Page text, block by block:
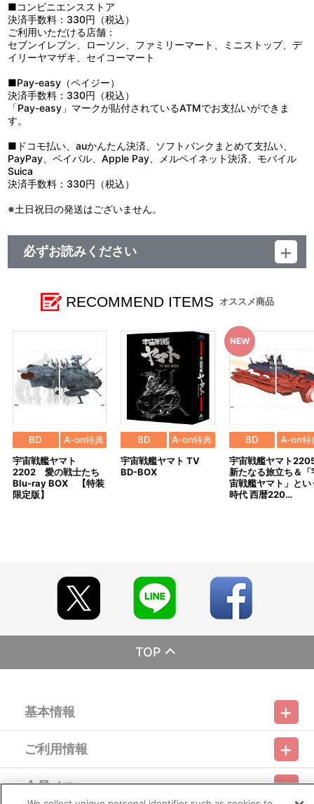
■コンビニエンスストア
決済手数料：330円（税込）
ご利用いただける店舗：
セブンイレブン、ローソン、ファミリーマート、ミニストップ、デ
イリーヤマザキ、セイコーマート
■Pay-easy（ペイジー）
決済手数料：330円（税込）
「Pay-easy」マークが貼付されているATMでお支払いができま
す。
■ドコモ払い、auかんたん決済、ソフトバンクまとめて支払い、
PayPay、ペイパル、Apple Pay、メルペイネット決済、モバイル
Suica
決済手数料：330円（税込）
※土日祝日の発送はございません。
必ずお読みください
※イベント等で販売する場合がございます。
※商品画像はイメージです。実際の商品仕様と異なる場合がござ
※準備数に限りがございます。準備数に達した場合、早期にご注
文の受付を終了させていただくことがございます。
■ご注文・お支払いについて
※ご注文は、おひとり様2点までとなります。
※他商品との合わせ買いはできません。
※A-on STOREでの決済方法は「カード決済」、「コンビニ決
済」、「Pay-easy（ペイジー）」、「WEB・スマホ決済」のみと
なります。
※決済方法「カード決済」を選択時は、注文受付期間最終日（締
切日）翌日に決済処理を実施いたします。
ただし、早期に商品の準備数に達した場合は、同締切日より前
に決済をさせて頂く場合がございます。あらかじめご了承くださ
い。
に、以下の手順でもご確認いただけます。
（１）A-on STOREにアクセスし、ログインします。
（２）「マイページ」の「ご注文履歴」を開きます。
（３）対象のご注文番号をクリック。
なお、マイページでご確認いただける日は、商品ごとに異なり
いかなる理由でも、決済期間の延長は対応出来かねます。
※決済方法「WEB・スマホ決済」を選択時は、即時決済処理を実
施いたします。
注文受付後の決済方法変更はできませんので、あらかじめご了
承ください。
※お客様都合による決済後のキャンセルは出来かねます。
※以下のご注文は、キャンセルさせていただく場合がございま
RECOMMEND ITEMS オススメ商品
BD
A-on特典
宇宙戦艦ヤマト
2202 愛の戦士たち
Blu-ray BOX 【特装
限定版】
BD
A-on特典
宇宙戦艦ヤマト TV
BD-BOX
BD
A-on特
宇宙戦艦ヤマト
新たなる旅立ち＆「
宙戦艦ヤマト」とい
時代 西暦220…
TOP
基本情報
利用規約 特定商取引法に基づく表示
ご利用情報
会員メニュー